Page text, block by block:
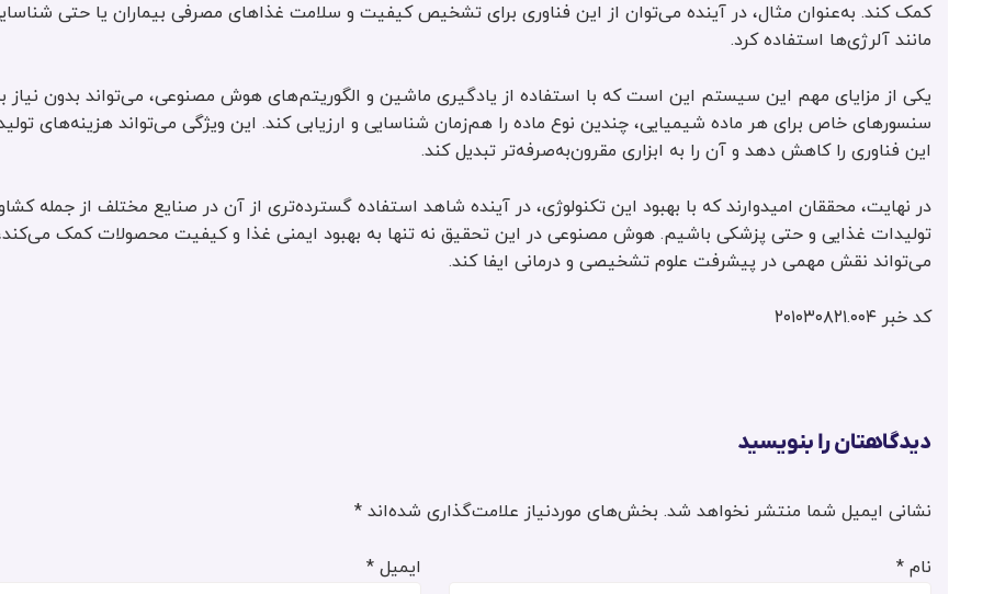
کمک کند. به‌عنوان مثال، در آینده می‌توان از این فناوری برای تشخیص کیفیت و سلامت غذاهای مصرفی بیماران یا حتی
مانند آلرژی‌ها استفاده کرد.
یکی از مزایای مهم این سیستم این است که با استفاده از یادگیری ماشین و الگوریتم‌های هوش مصنوعی، می‌تواند بدون نیاز
سنسورهای خاص برای هر ماده شیمیایی، چندین نوع ماده را هم‌زمان شناسایی و ارزیابی کند. این ویژگی می‌تواند هزینه‌های
این فناوری را کاهش دهد و آن را به ابزاری مقرون‌به‌صرفه‌تر تبدیل کند.
در نهایت، محققان امیدوارند که با بهبود این تکنولوژی، در آینده شاهد استفاده گسترده‌تری از آن در صنایع مختلف از جمله
تولیدات غذایی و حتی پزشکی باشیم. هوش مصنوعی در این تحقیق نه تنها به بهبود ایمنی غذا و کیفیت محصولات کمک می‌کند،
می‌تواند نقش مهمی در پیشرفت علوم تشخیصی و درمانی ایفا کند.
کد خبر ۲۰۱۰۳۰۸۲۱.۰۰۴
دیدگاهتان را بنویسید
نشانی ایمیل شما منتشر نخواهد شد. بخش‌های موردنیاز علامت‌گذاری شده‌اند *
نام * ایمیل *